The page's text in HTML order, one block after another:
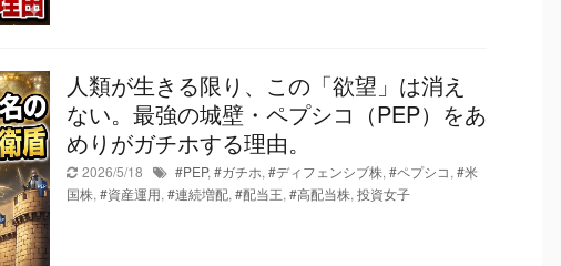
人類が生きる限り、この「欲望」は消え
ない。最強の城壁・ペプシコ（PEP）をあ
めりがガチホする理由。
2026/5/18 #PEP, #ガチホ, #ディフェンシブ株, #ペプシコ, #米
国株, #資産運用, #連続増配, #配当王, #高配当株, 投資女子